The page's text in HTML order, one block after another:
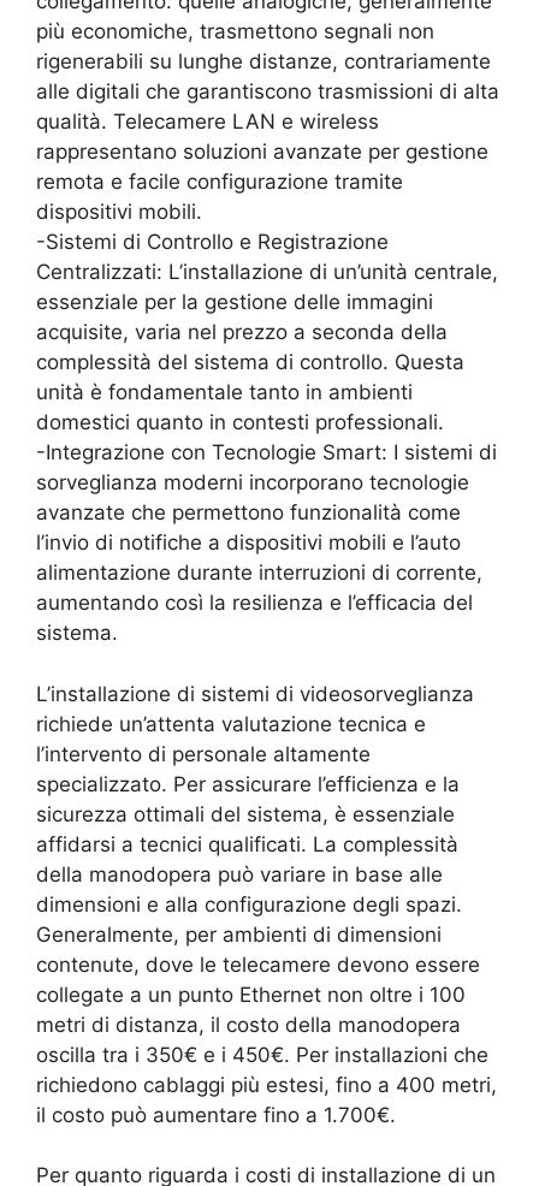
più economiche, trasmettono segnali non
rigenerabili su lunghe distanze, contrariamente
alle digitali che garantiscono trasmissioni di alta
qualità. Telecamere LAN e wireless
rappresentano soluzioni avanzate per gestione
remota e facile configurazione tramite
dispositivi mobili.
-Sistemi di Controllo e Registrazione
Centralizzati: L’installazione di un’unità centrale,
essenziale per la gestione delle immagini
acquisite, varia nel prezzo a seconda della
complessità del sistema di controllo. Questa
unità è fondamentale tanto in ambienti
domestici quanto in contesti professionali.
-Integrazione con Tecnologie Smart: I sistemi di
sorveglianza moderni incorporano tecnologie
avanzate che permettono funzionalità come
l’invio di notifiche a dispositivi mobili e l’auto
alimentazione durante interruzioni di corrente,
aumentando così la resilienza e l’efficacia del
sistema.
L’installazione di sistemi di videosorveglianza
richiede un’attenta valutazione tecnica e
l’intervento di personale altamente
specializzato. Per assicurare l’efficienza e la
sicurezza ottimali del sistema, è essenziale
affidarsi a tecnici qualificati. La complessità
della manodopera può variare in base alle
dimensioni e alla configurazione degli spazi.
Generalmente, per ambienti di dimensioni
contenute, dove le telecamere devono essere
collegate a un punto Ethernet non oltre i 100
metri di distanza, il costo della manodopera
oscilla tra i 350€ e i 450€. Per installazioni che
richiedono cablaggi più estesi, fino a 400 metri,
il costo può aumentare fino a 1.700€.
Per quanto riguarda i costi di installazione di un